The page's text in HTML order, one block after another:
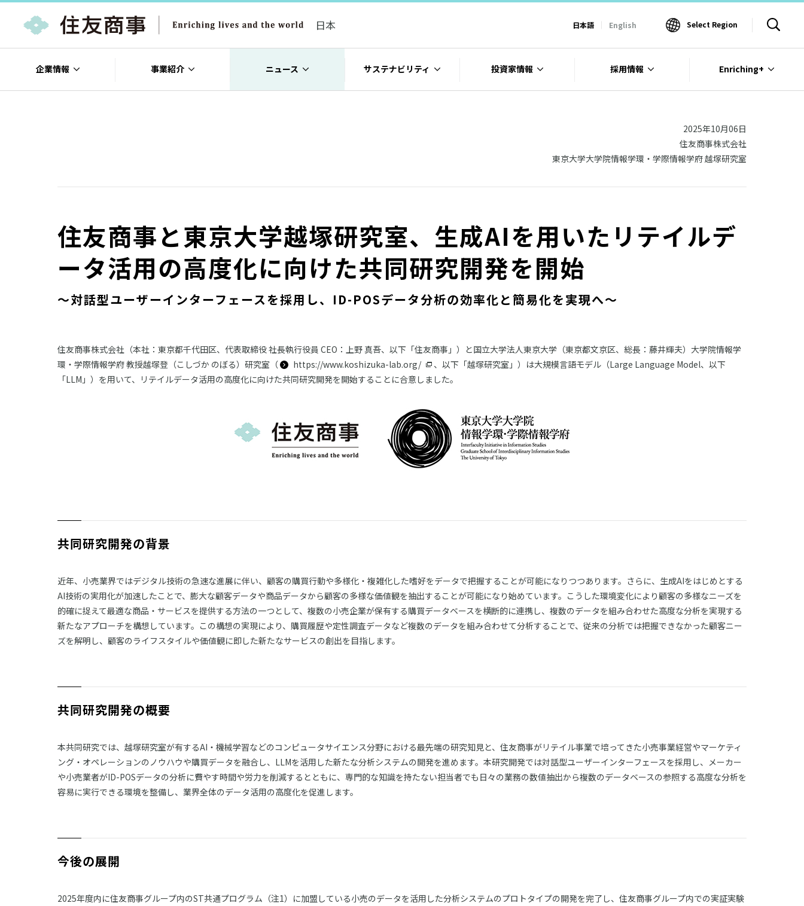
日本 日本語 English Select Region
企業情報 事業紹介 ニュース サステナビリティ 投資家情報 採用情報 Enriching+
2025年10月06日
住友商事株式会社
東京大学大学院情報学環・学際情報学府 越塚研究室
住友商事と東京大学越塚研究室、生成AIを用いたリテイルデ
ータ活用の高度化に向けた共同研究開発を開始
～対話型ユーザーインターフェースを採用し、ID-POSデータ分析の効率化と簡易化を実現へ～
住友商事株式会社（本社：東京都千代田区、代表取締役 社長執行役員 CEO：上野 真吾、以下「住友商事」）と国立大学法人東京大学（東京都文京区、総長：藤井輝夫）大学院情報学
環・学際情報学府 教授越塚登（こしづか のぼる）研究室（
https://www.koshizuka-lab.org/
、以下「越塚研究室」）は大規模言語モデル（Large Language Model、以下
「LLM」）を用いて、リテイルデータ活用の高度化に向けた共同研究開発を開始することに合意しました。
共同研究開発の背景
近年、小売業界ではデジタル技術の急速な進展に伴い、顧客の購買行動や多様化・複雑化した嗜好をデータで把握することが可能になりつつあります。さらに、生成AIをはじめとする
AI技術の実用化が加速したことで、膨大な顧客データや商品データから顧客の多様な価値観を抽出することが可能になり始めています。こうした環境変化により顧客の多様なニーズを
的確に捉えて最適な商品・サービスを提供する方法の一つとして、複数の小売企業が保有する購買データベースを横断的に連携し、複数のデータを組み合わせた高度な分析を実現する
新たなアプローチを構想しています。この構想の実現により、購買履歴や定性調査データなど複数のデータを組み合わせて分析することで、従来の分析では把握できなかった顧客ニー
ズを解明し、顧客のライフスタイルや価値観に即した新たなサービスの創出を目指します。
共同研究開発の概要
本共同研究では、越塚研究室が有するAI・機械学習などのコンピュータサイエンス分野における最先端の研究知見と、住友商事がリテイル事業で培ってきた小売事業経営やマーケティ
ング・オペレーションのノウハウや購買データを融合し、LLMを活用した新たな分析システムの開発を進めます。本研究開発では対話型ユーザーインターフェースを採用し、メーカー
や小売業者がID-POSデータの分析に費やす時間や労力を削減するとともに、専門的な知識を持たない担当者でも日々の業務の数値抽出から複数のデータベースの参照する高度な分析を
容易に実行できる環境を整備し、業界全体のデータ活用の高度化を促進します。
今後の展開
2025年度内に住友商事グループ内のST共通プログラム（注1）に加盟している小売のデータを活用した分析システムのプロトタイプの開発を完了し、住友商事グループ内での実証実験